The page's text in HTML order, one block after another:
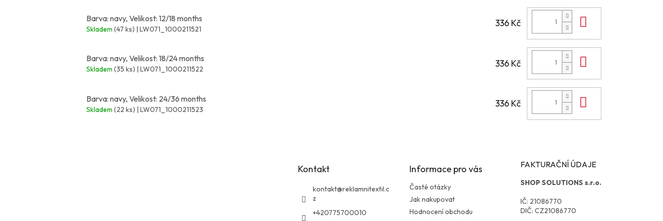
Barva: navy, Velikost: 12/18 months
Skladem (47 ks) | LW071_1000211521
336 Kč
Barva: navy, Velikost: 18/24 months
Skladem (35 ks) | LW071_1000211522
336 Kč
Barva: navy, Velikost: 24/36 months
Skladem (22 ks) | LW071_1000211523
336 Kč
Kontakt
kontakt@reklamnitextil.c
z
+420775700010
Informace pro vás
Časté otázky
Jak nakupovat
Hodnocení obchodu
FAKTURAČNÍ ÚDAJE
SHOP SOLUTIONS s.r.o.
IČ: 21086770
DIČ: CZ21086770